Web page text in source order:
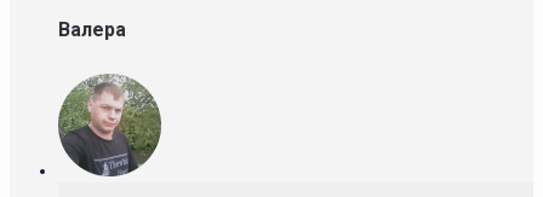
Валера